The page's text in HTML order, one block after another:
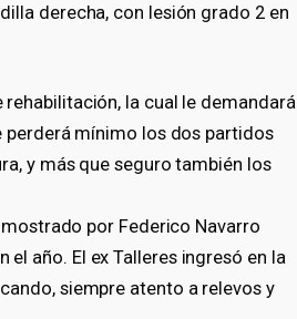
derecha, con lesión grado 2 en
la cual le demandará
perderá mínimo los dos partidos
y más que seguro también los
por Federico Navarro
año. El ex Talleres ingresó en la
siempre atento a relevos y